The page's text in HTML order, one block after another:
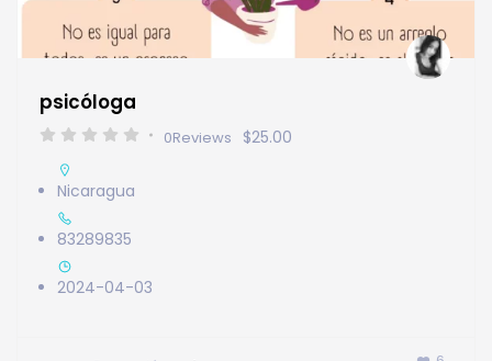
psicóloga
0Reviews $25.00
Nicaragua
83289835
2024-04-03